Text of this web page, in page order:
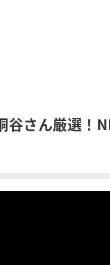
谷さん厳選